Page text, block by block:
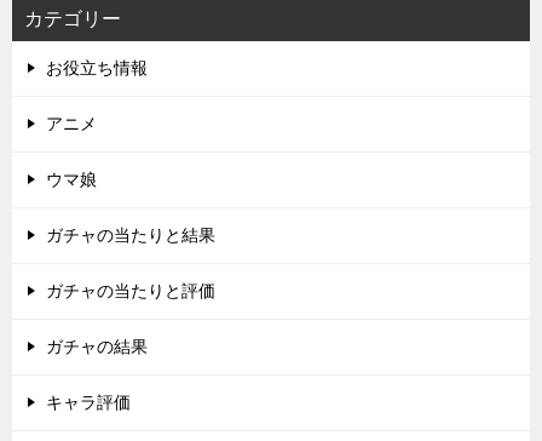
カテゴリー
お役立ち情報
アニメ
ウマ娘
ガチャの当たりと結果
ガチャの当たりと評価
ガチャの結果
キャラ評価